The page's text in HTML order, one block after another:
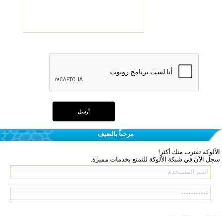
مرحباً بالضيف
الألوكة تقترب منك أكثر!
سجل الآن في شبكة الألوكة للتمتع بخدمات مميزة.